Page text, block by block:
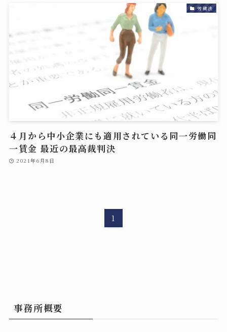
労働法
４月から中小企業にも適用されている同一労働同
一賃金 最近の最高裁判決
2021年6月8日
1
事務所概要